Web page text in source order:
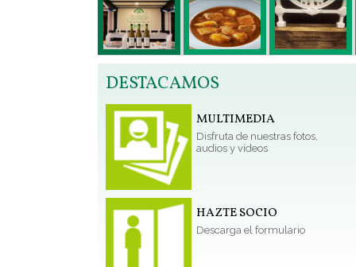
DESTACAMOS
MULTIMEDIA
Disfruta de nuestras fotos,
audios y vídeos
HAZTE SOCIO
Descarga el formulario